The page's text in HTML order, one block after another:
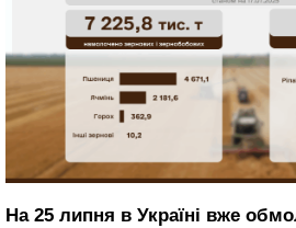
На 25 липня в Україні вже